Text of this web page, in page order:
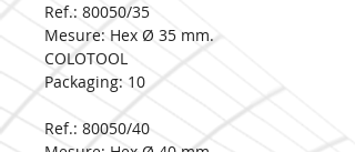
Ref.: 80050/35
Mesure: Hex Ø 35 mm.
COLOTOOL
Packaging: 10
Ref.: 80050/40